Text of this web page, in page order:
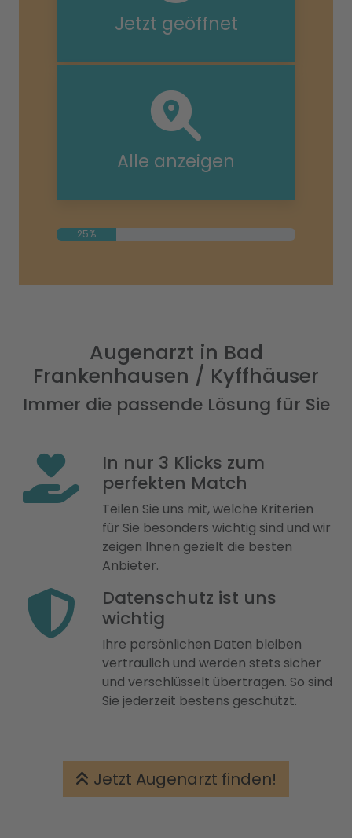
Jetzt geöffnet
Alle anzeigen
25%
Augenarzt in Bad
Frankenhausen / Kyffhäuser
Immer die passende Lösung für Sie
In nur 3 Klicks zum
perfekten Match
Teilen Sie uns mit, welche Kriterien
für Sie besonders wichtig sind und wir
zeigen Ihnen gezielt die besten
Anbieter.
Datenschutz ist uns
wichtig
Ihre persönlichen Daten bleiben
vertraulich und werden stets sicher
und verschlüsselt übertragen. So sind
Sie jederzeit bestens geschützt.
Jetzt Augenarzt finden!